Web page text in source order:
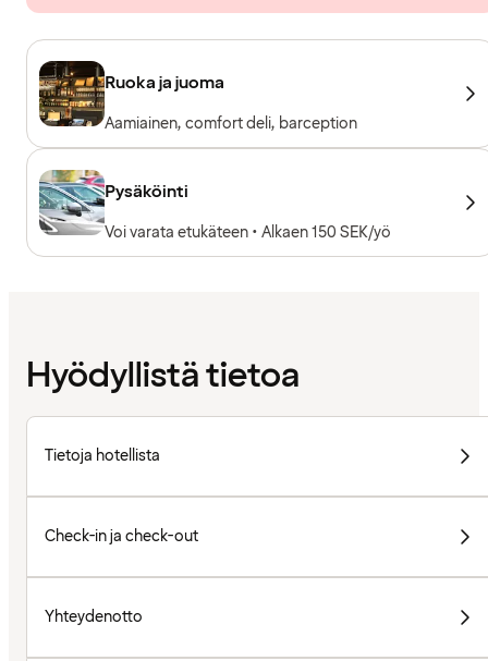
Ruoka ja juoma
Aamiainen, comfort deli, barception
Pysäköinti
Voi varata etukäteen • Alkaen 150 SEK/yö
Hyödyllistä tietoa
Tietoja hotellista
Check-in ja check-out
Yhteydenotto